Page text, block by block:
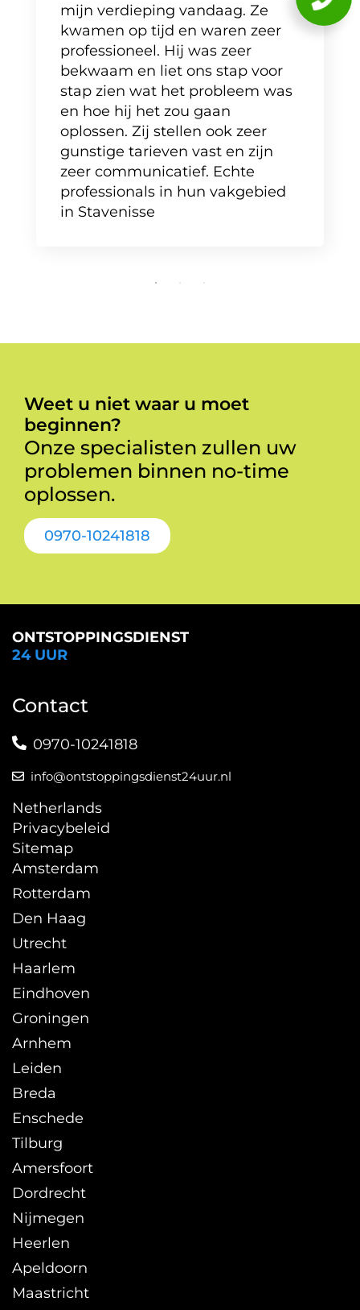
mijn verdieping vandaag. Ze
kwamen op tijd en waren zeer
professioneel. Hij was zeer
bekwaam en liet ons stap voor
stap zien wat het probleem was
en hoe hij het zou gaan
oplossen. Zij stellen ook zeer
gunstige tarieven vast en zijn
zeer communicatief. Echte
professionals in hun vakgebied
in Stavenisse
Weet u niet waar u moet
beginnen?
Onze specialisten zullen uw
problemen binnen no-time
oplossen.
0970-10241818
ONTSTOPPINGSDIENST
24 UUR
Contact
0970-10241818
info@ontstoppingsdienst24uur.nl
Netherlands
Privacybeleid
Sitemap
Amsterdam
Rotterdam
Den Haag
Utrecht
Haarlem
Eindhoven
Groningen
Arnhem
Leiden
Breda
Enschede
Tilburg
Amersfoort
Dordrecht
Nijmegen
Heerlen
Apeldoorn
Maastricht